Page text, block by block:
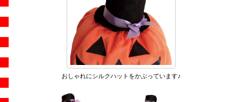
おしゃれにシルクハットをかぶっています♪